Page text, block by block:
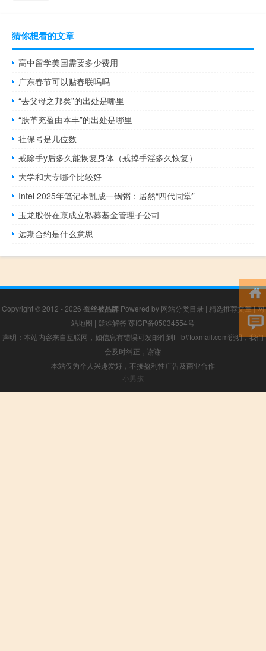
猜你想看的文章
高中留学美国需要多少费用
广东春节可以贴春联吗吗
“去父母之邦矣”的出处是哪里
“肤革充盈由本丰”的出处是哪里
社保号是几位数
戒除手y后多久能恢复身体（戒掉手淫多久恢复）
大学和大专哪个比较好
Intel 2025年笔记本乱成一锅粥：居然“四代同堂”
玉龙股份在京成立私募基金管理子公司
远期合约是什么意思
Copyright © 2012 - 2026 蚕丝被品牌 Powered by 网站分类目录 | 精选推荐文章|网
站地图 | 疑难解答 苏ICP备05034554号
声明：本站内容来自互联网，如信息有错误可发邮件到f_fb#foxmail.com说明，我们
会及时纠正，谢谢
本站仅为个人兴趣爱好，不接盈利性广告及商业合作
小男孩